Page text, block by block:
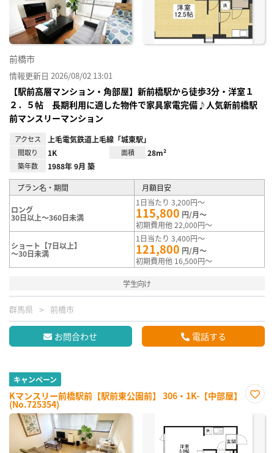
録
前橋市
情報更新日 2026/08/02 13:01
【駅前高層マンション・角部屋】新前橋駅から徒歩3分・洋室１
２．５帖 長期利用に適した物件で家具家電完備♪人気新前橋駅
前マンスリーマンション
アクセス 上毛電気鉄道上毛線「城東駅」
間取り 1K 面積 28m²
築年数 1988年 9月 築
プラン名・期間 月額目安
ロング
30日以上～360日未満
1日当たり 3,200円～
115,800 円/月～
初期費用他 22,000円～
ショート【7日以上】
～30日未満
1日当たり 3,400円～
121,800 円/月～
初期費用他 16,500円～
学生向け
群馬県 前橋市
お問合わせ 電話する
キャンペーン
Kマンスリー前橋駅前【駅前東公園前】 306・1K-【中部屋】
(No.725354)
に入